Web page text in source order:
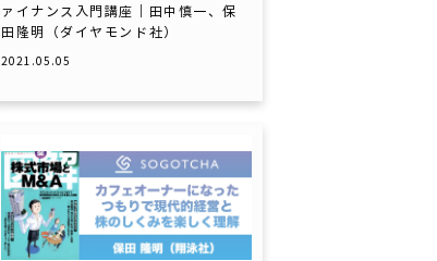
ァイナンス入門講座｜田中慎一、保
田隆明（ダイヤモンド社）
2021.05.05